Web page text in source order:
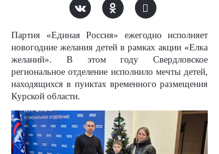
Партия «Единая Россия» ежегодно исполняет
новогодние желания детей в рамках акции «Елка
желаний». В этом году Свердловское
региональное отделение исполнило мечты детей,
находящихся в пунктах временного размещения
Курской области.